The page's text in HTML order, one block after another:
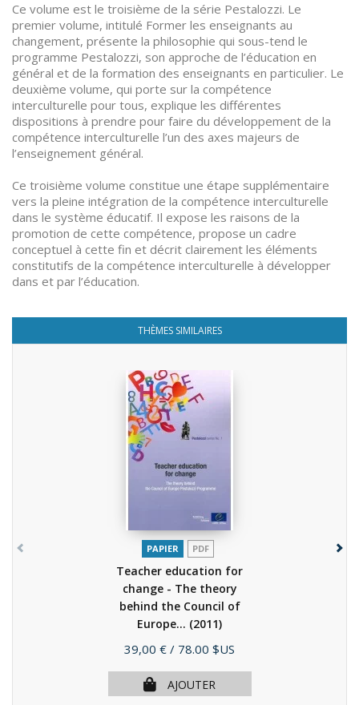
Ce volume est le troisième de la série Pestalozzi. Le
premier volume, intitulé Former les enseignants au
changement, présente la philosophie qui sous-tend le
programme Pestalozzi, son approche de l’éducation en
général et de la formation des enseignants en particulier. Le
deuxième volume, qui porte sur la compétence
interculturelle pour tous, explique les différentes
dispositions à prendre pour faire du développement de la
compétence interculturelle l’un des axes majeurs de
l’enseignement général.
Ce troisième volume constitue une étape supplémentaire
vers la pleine intégration de la compétence interculturelle
dans le système éducatif. Il expose les raisons de la
promotion de cette compétence, propose un cadre
conceptuel à cette fin et décrit clairement les éléments
constitutifs de la compétence interculturelle à développer
dans et par l’éducation.
THÈMES SIMILAIRES
PAPIER PDF
Teacher education for
change - The theory
behind the Council of
Europe... (2011)
Prix
39,00 € / 78.00 $US
AJOUTER